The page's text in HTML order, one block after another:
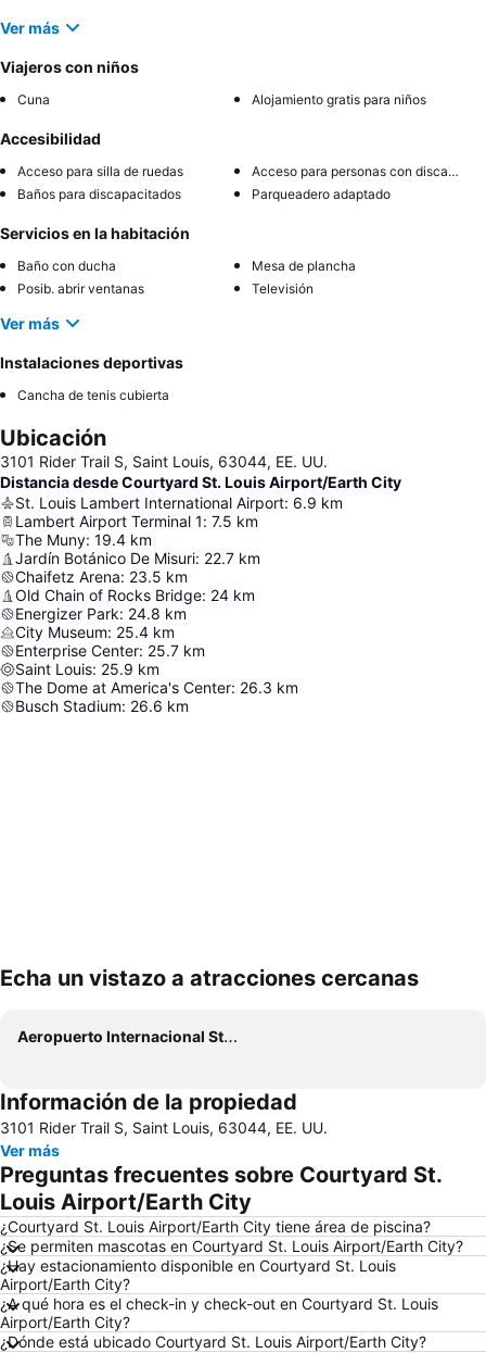
Ver más
Viajeros con niños
Cuna Alojamiento gratis para niños
Accesibilidad
Acceso para silla de ruedas
Acceso para personas con discapacidad
Baños para discapacitados
Parqueadero adaptado
Servicios en la habitación
Baño con ducha
Mesa de plancha
Posib. abrir ventanas
Televisión
Ver más
Instalaciones deportivas
Cancha de tenis cubierta
Ubicación
3101 Rider Trail S, Saint Louis, 63044, EE. UU.
Distancia desde Courtyard St. Louis Airport/Earth City
St. Louis Lambert International Airport: 6.9 km
Lambert Airport Terminal 1: 7.5 km
The Muny: 19.4 km
Jardín Botánico De Misuri: 22.7 km
Chaifetz Arena: 23.5 km
Old Chain of Rocks Bridge: 24 km
Energizer Park: 24.8 km
City Museum: 25.4 km
Enterprise Center: 25.7 km
Saint Louis: 25.9 km
The Dome at America's Center: 26.3 km
Busch Stadium: 26.6 km
Echa un vistazo a atracciones cercanas
Aeropuerto Internacional St. Louis Lambert
Información de la propiedad
3101 Rider Trail S, Saint Louis, 63044, EE. UU.
Ver más
Preguntas frecuentes sobre Courtyard St.
Louis Airport/Earth City
¿Courtyard St. Louis Airport/Earth City tiene área de piscina?
¿Se permiten mascotas en Courtyard St. Louis Airport/Earth City?
¿Hay estacionamiento disponible en Courtyard St. Louis
Airport/Earth City?
¿A qué hora es el check-in y check-out en Courtyard St. Louis
Airport/Earth City?
¿Dónde está ubicado Courtyard St. Louis Airport/Earth City?